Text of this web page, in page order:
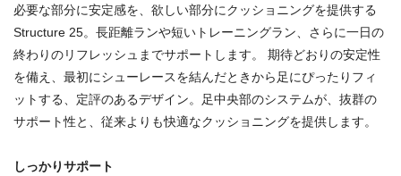
必要な部分に安定感を、欲しい部分にクッショニングを提供する
Structure 25。長距離ランや短いトレーニングラン、さらに一日の
終わりのリフレッシュまでサポートします。 期待どおりの安定性
を備え、最初にシューレースを結んだときから足にぴったりフィ
ットする、定評のあるデザイン。足中央部のシステムが、抜群の
サポート性と、従来よりも快適なクッショニングを提供します。
しっかりサポート